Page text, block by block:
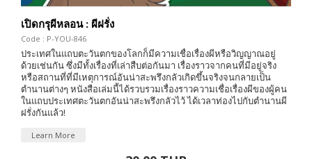
เปิดกรุผีหลอน : ผีฝรั่ง
Code : P-YOU-846
ประเทศในแถบตะวันตกของโลกก็มีความเชื่อเรื่องผีหรือวิญญาณอยู่
ด้วยเช่นกัน ซึ่งมีทั้งเรื่องที่เล่าสืบต่อกันมา เรื่องราวจากคนที่มีอยู่จริง
หรือสถานที่ที่มีเหตุการณ์อันน่าสะพรึงกลัวเกิดขึ้นจริงจนกลายเป็น
ตำนานต่างๆ หนังสือเล่มนี้ได้รวบรวมเรื่องราวความเชื่อเรื่องผีของผู้คน
ในแถบประเทศตะวันตกอันน่าสะพรึงกลัวไว้ ได้เวลาท่องไปกับตำนานผี
ฝรั่งกันแล้ว!
Learn More